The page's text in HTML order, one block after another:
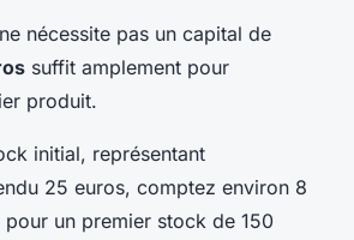
nécessite pas un capital de
suffit amplement pour
produit.
initial, représentant
25 euros, comptez environ 8
un premier stock de 150